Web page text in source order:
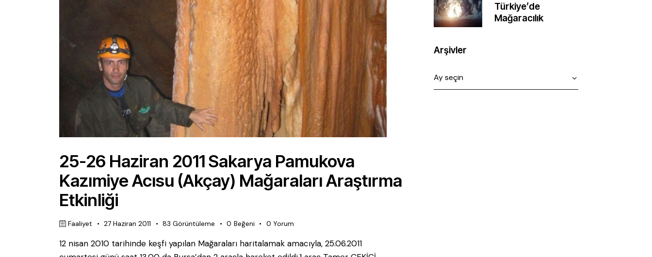
25-26 Haziran 2011 Sakarya Pamukova
Kazımiye Acısu (Akçay) Mağaraları Araştırma
Etkinliği
Faaliyet 27 Haziran 2011 83 Görüntüleme 0 Beğeni 0 Yorum
12 nisan 2010 tarihinde keşfi yapılan Mağaraları haritalamak amacıyla, 25.06.2011
Türkiye’de
Mağaracılık
Arşivler